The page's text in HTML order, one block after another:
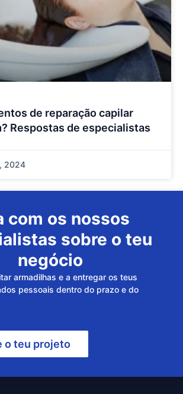
de reparação capilar
Respostas de especialistas
2024
com os nossos
sobre o teu
negócio
armadilhas e a entregar os teus
pessoais dentro do prazo e do
o teu projeto